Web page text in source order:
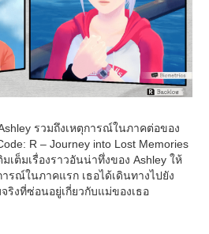
รวมถึงเหตุการณ์ในภาคต่อของ
R – Journey into Lost Memories
เต็มเรื่องราวอันน่าทึ่งของ Ashley ให้
รณ์ในภาคแรก เธอได้เดินทางไปยัง
ริงที่ซ่อนอยู่เกี่ยวกับแม่ของเธอ